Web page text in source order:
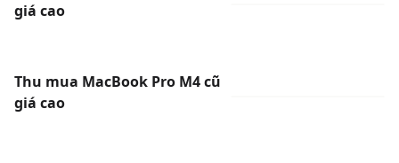
giá cao
Thu mua MacBook Pro M4 cũ
giá cao